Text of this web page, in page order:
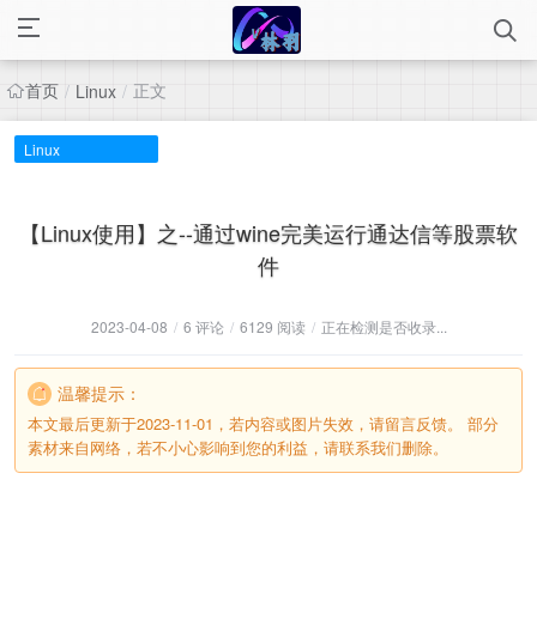
首页 / Linux / 正文
Linux
【Linux使用】之--通过wine完美运行通达信等股票软
件
2023-04-08 / 6 评论 / 6129 阅读 / 正在检测是否收录...
温馨提示：
本文最后更新于2023-11-01，若内容或图片失效，请留言反馈。 部分
素材来自网络，若不小心影响到您的利益，请联系我们删除。